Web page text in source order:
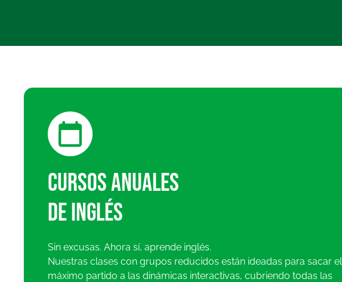
Cursos anuales
de inglés
Sin excusas. Ahora sí, aprende inglés.
Nuestras clases con grupos reducidos están ideadas para sacar el
máximo partido a las dinámicas interactivas, cubriendo todas las